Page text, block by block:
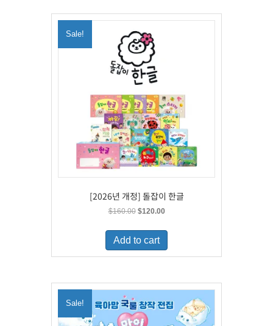
Sale!
[2026년 개정] 돌잡이 한글
$160.00 Original
was:
$160.00.
$120.00Current
is:
Add to cart
Sale!